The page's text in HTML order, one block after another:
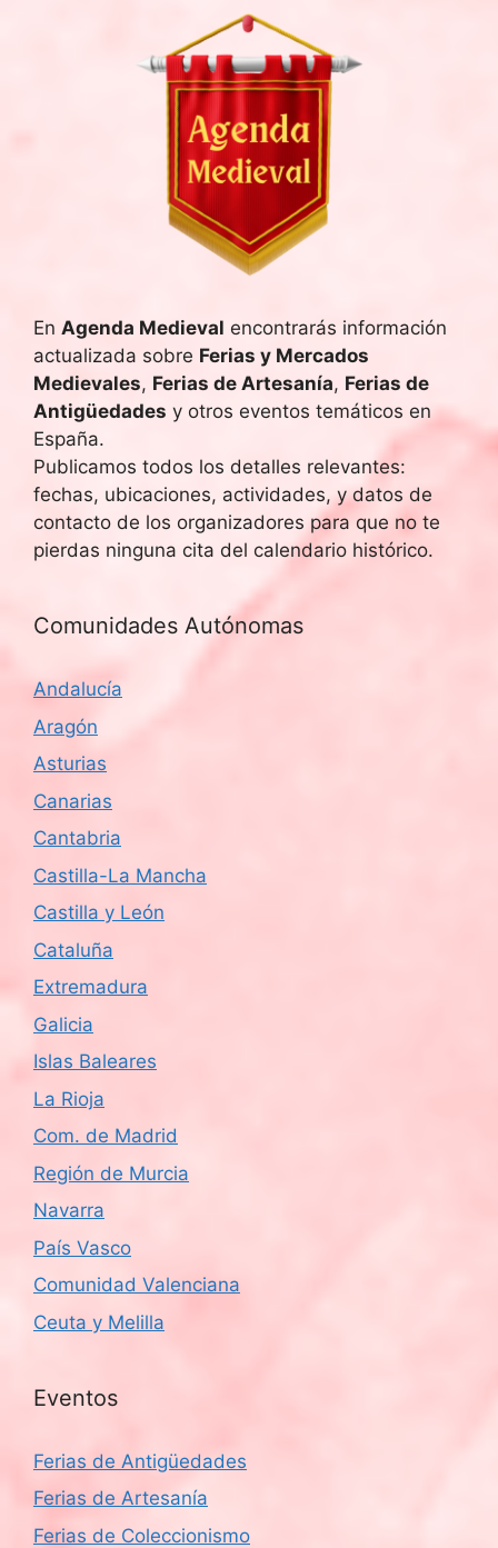
En Agenda Medieval encontrarás información
actualizada sobre Ferias y Mercados
Medievales, Ferias de Artesanía, Ferias de
Antigüedades y otros eventos temáticos en
España.
Publicamos todos los detalles relevantes:
fechas, ubicaciones, actividades, y datos de
contacto de los organizadores para que no te
pierdas ninguna cita del calendario histórico.
Comunidades Autónomas
Andalucía
Aragón
Asturias
Canarias
Cantabria
Castilla-La Mancha
Castilla y León
Cataluña
Extremadura
Galicia
Islas Baleares
La Rioja
Com. de Madrid
Región de Murcia
Navarra
País Vasco
Comunidad Valenciana
Ceuta y Melilla
Eventos
Ferias de Antigüedades
Ferias de Artesanía
Ferias de Coleccionismo